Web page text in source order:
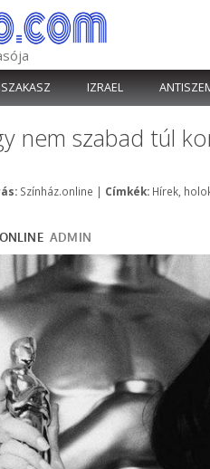
IZRAEL
nem szabad túl
Kategória
Színház.online | Címkék: Címkék
Hírek